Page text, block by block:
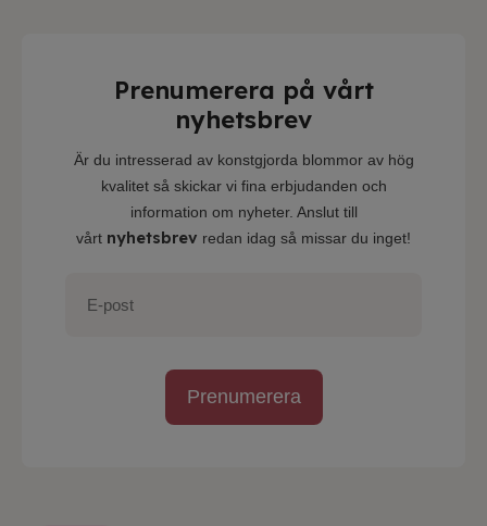
Prenumerera på vårt
nyhetsbrev
Är du intresserad av konstgjorda blommor av hög
kvalitet så skickar vi fina erbjudanden och
information om nyheter. Anslut till
vårt nyhetsbrev redan idag så missar du inget!
Prenumerera